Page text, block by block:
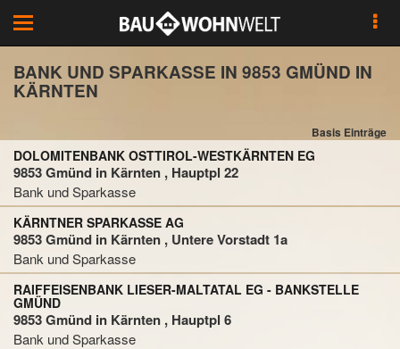
Toggle
navigation
BANK UND SPARKASSE IN 9853 GMÜND IN
KÄRNTEN
Basis Einträge
DOLOMITENBANK OSTTIROL-WESTKÄRNTEN EG
9853 Gmünd in Kärnten , Hauptpl 22
Bank und Sparkasse
KÄRNTNER SPARKASSE AG
9853 Gmünd in Kärnten , Untere Vorstadt 1a
Bank und Sparkasse
RAIFFEISENBANK LIESER-MALTATAL EG - BANKSTELLE
GMÜND
9853 Gmünd in Kärnten , Hauptpl 6
Bank und Sparkasse